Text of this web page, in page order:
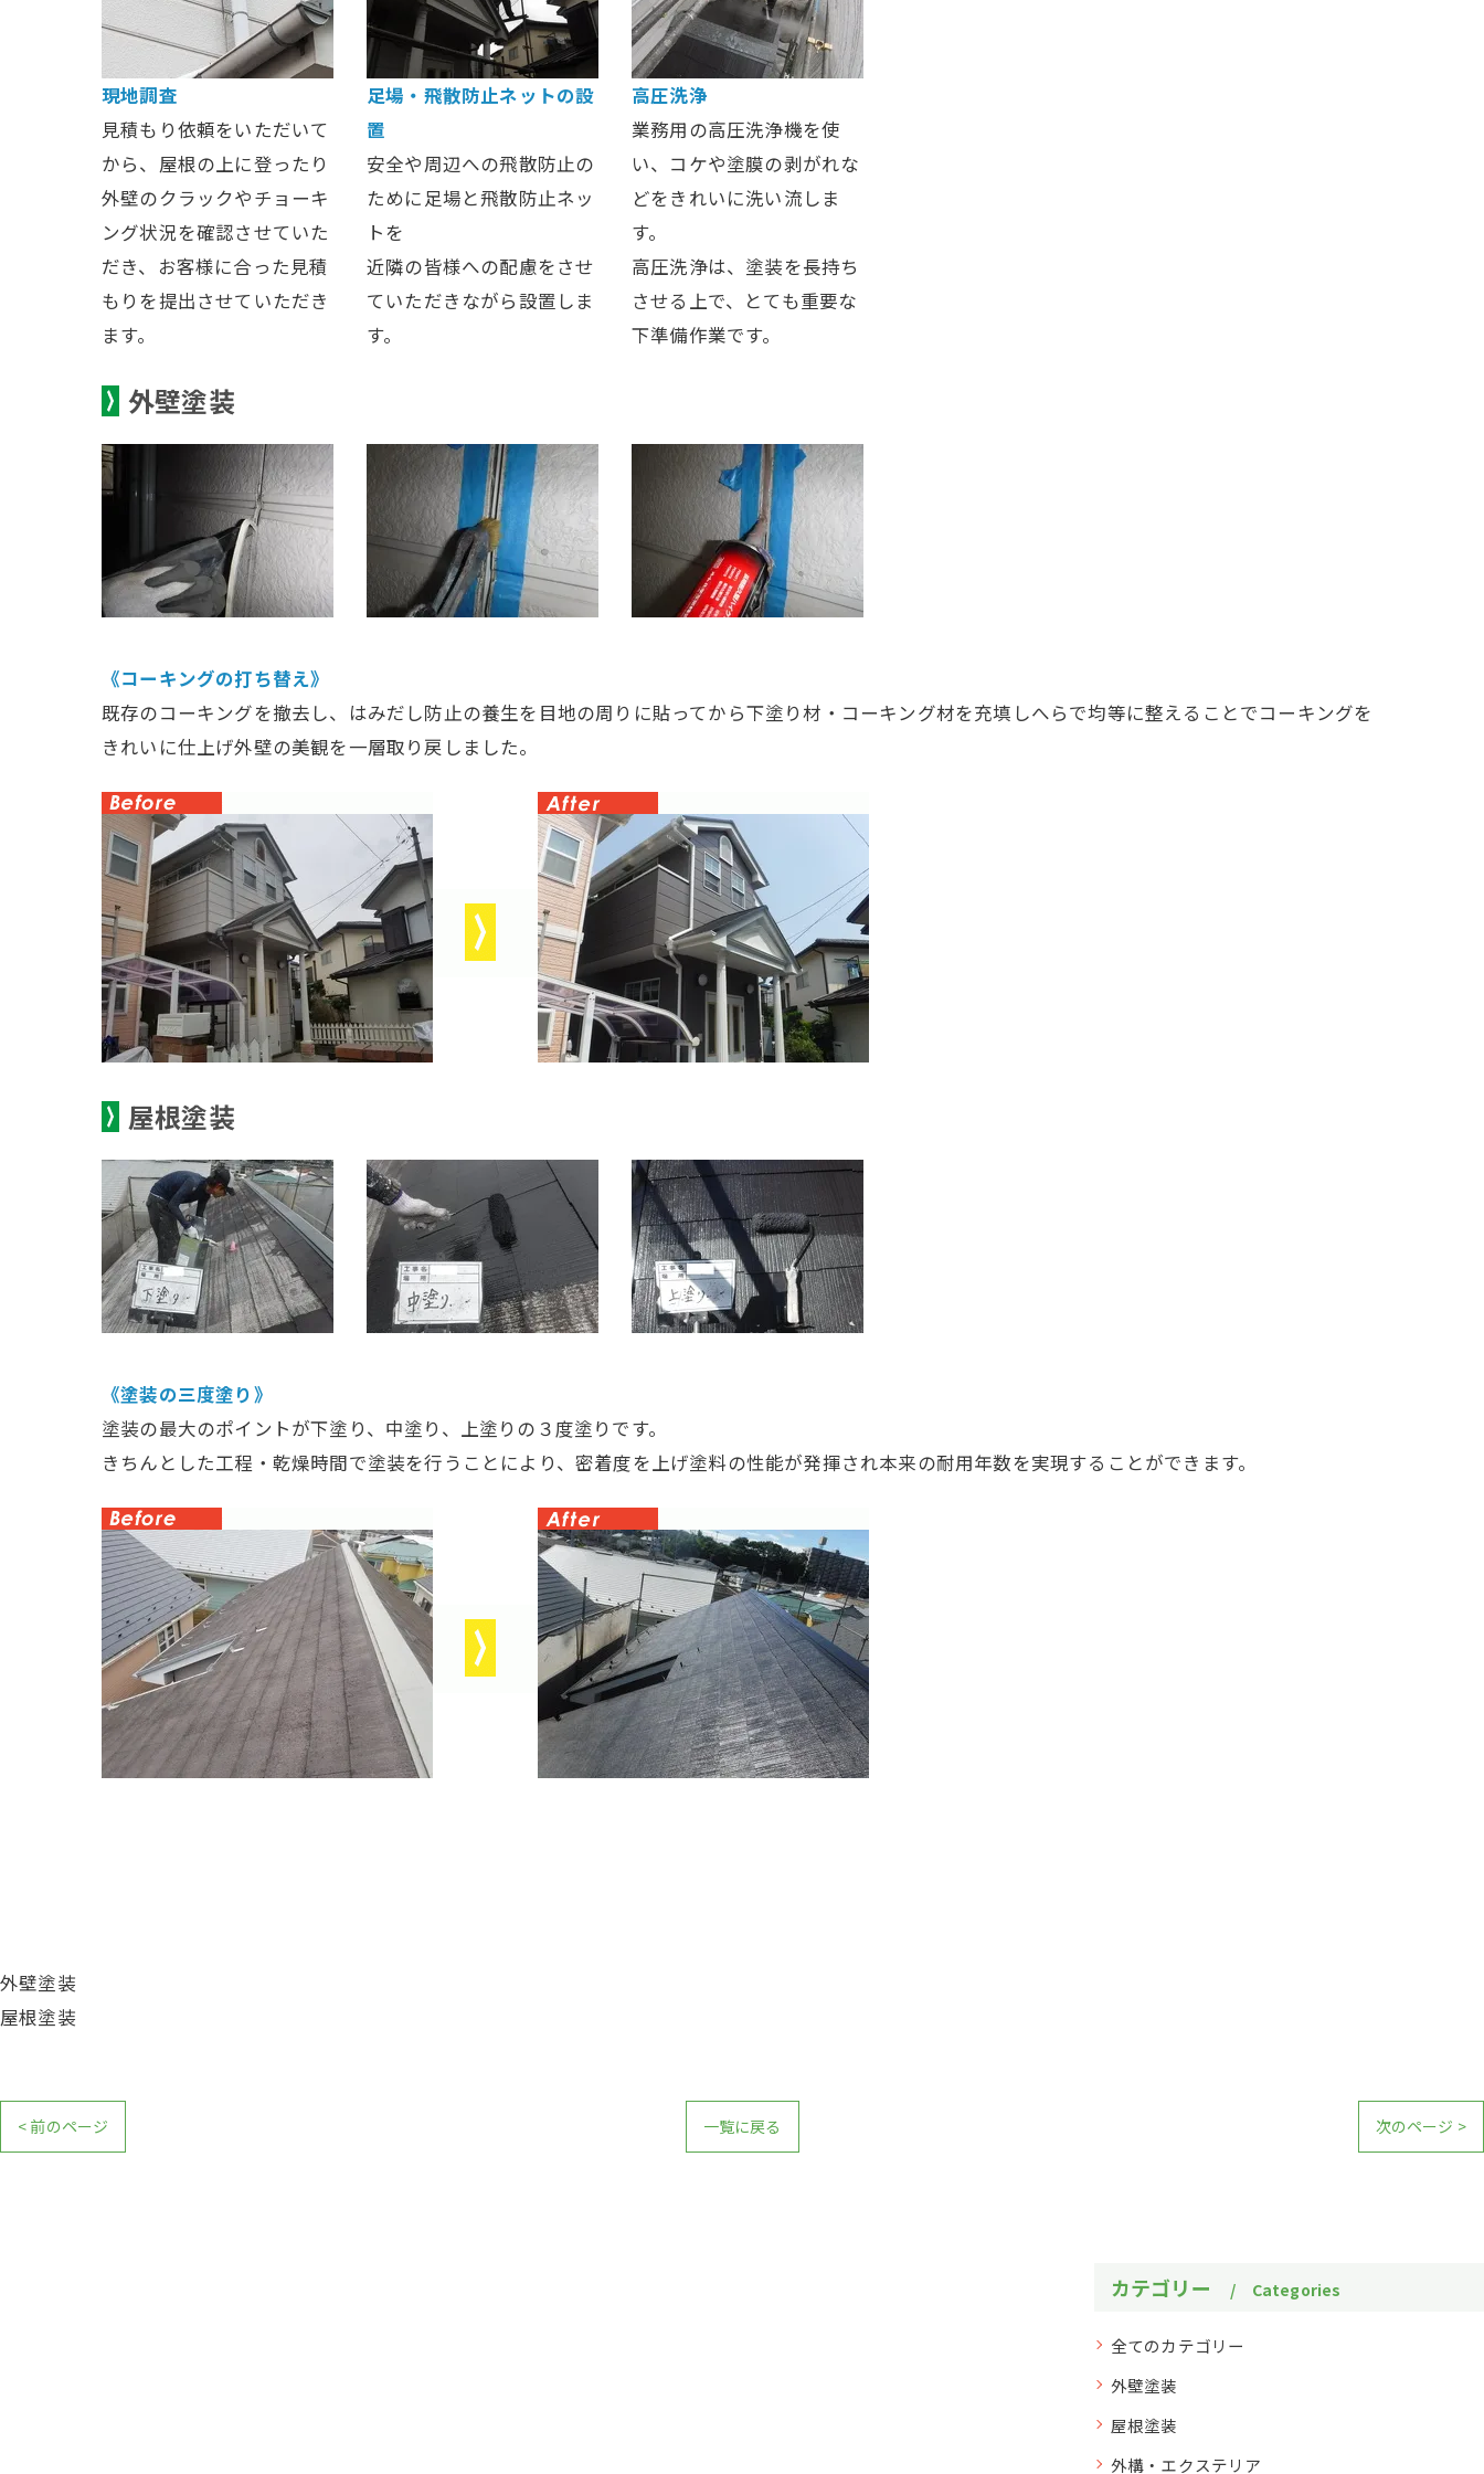
現地調査
見積もり依頼をいただいて
から、屋根の上に登ったり
外壁のクラックやチョーキ
ング状況を確認させていた
だき、お客様に合った見積
もりを提出させていただき
ます。
足場・飛散防止ネットの設
置
安全や周辺への飛散防止の
ために足場と飛散防止ネッ
トを
近隣の皆様への配慮をさせ
ていただきながら設置しま
す。
高圧洗浄
業務用の高圧洗浄機を使
い、コケや塗膜の剥がれな
どをきれいに洗い流しま
す。
高圧洗浄は、塗装を長持ち
させる上で、とても重要な
下準備作業です。
外壁塗装
《コーキングの打ち替え》
既存のコーキングを撤去し、はみだし防止の養生を目地の周りに貼ってから下塗り材・コーキング材を充填しへらで均等に整えることでコーキングを
きれいに仕上げ外壁の美観を一層取り戻しました。
屋根塗装
《塗装の三度塗り》
塗装の最大のポイントが下塗り、中塗り、上塗りの３度塗りです。
きちんとした工程・乾燥時間で塗装を行うことにより、密着度を上げ塗料の性能が発揮され本来の耐用年数を実現することができます。
外壁塗装
屋根塗装
< 前のページ 一覧に戻る 次のページ >
カテゴリー Categories
全てのカテゴリー
外壁塗装
屋根塗装
外構・エクステリア